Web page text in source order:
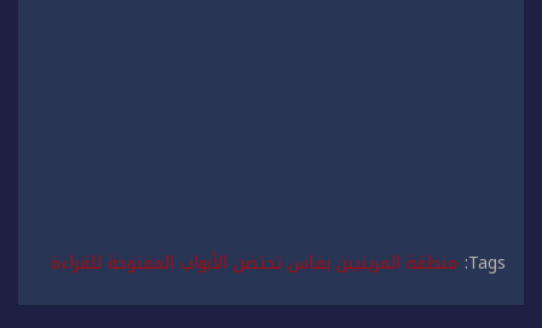
Tags: منطقة المرينيين بفاس تحتضن الأبواب المفتوحة للقراءة